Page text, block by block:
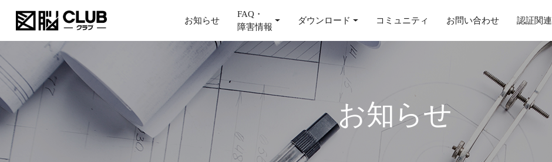
お知らせ
FAQ・
障害情報
ダウンロード コミュニティ お問い合わせ 認証関連
お知らせ